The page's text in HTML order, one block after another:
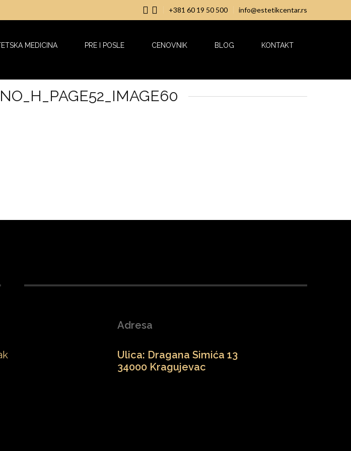
+381 60 19 50 500 info@estetikcentar.rs
MEDICINA PRE I POSLE CENOVNIK BLOG KONTAKT
Adresa
Ulica: Dragana Simića 13
34000 Kragujevac